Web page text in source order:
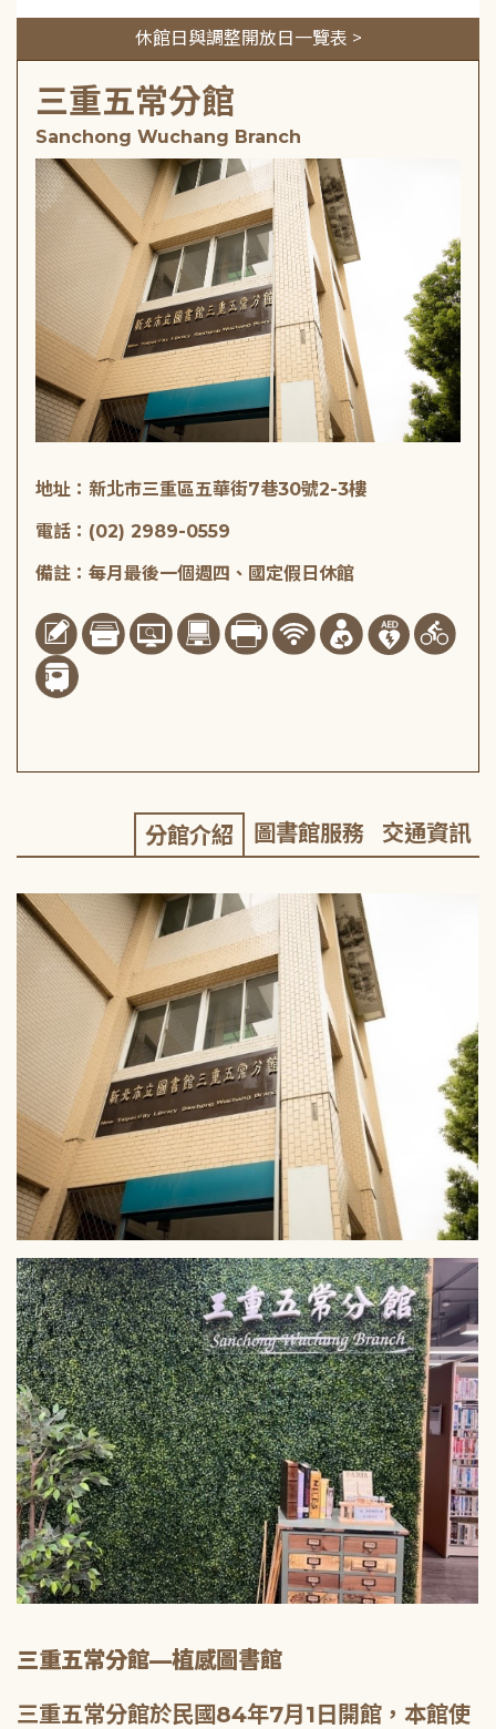
休館日與調整開放日一覽表 >
三重五常分館
Sanchong Wuchang Branch
地址：新北市三重區五華街7巷30號2-3樓
電話：(02) 2989-0559
備註：每月最後一個週四、國定假日休館
分館介紹 圖書館服務 交通資訊
三重五常分館—植感圖書館
三重五常分館於民國84年7月1日開館，本館使